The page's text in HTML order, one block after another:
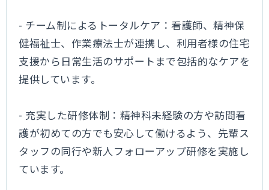
- チーム制によるトータルケア：看護師、精神保
健福祉士、作業療法士が連携し、利用者様の住宅
支援から日常生活のサポートまで包括的なケアを
提供しています。
- 充実した研修体制：精神科未経験の方や訪問看
護が初めての方でも安心して働けるよう、先輩ス
タッフの同行や新人フォローアップ研修を実施し
ています。